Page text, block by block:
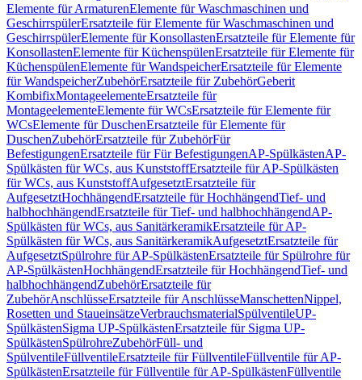
Elemente für ArmaturenElemente für Waschmaschinen und
GeschirrspülerErsatzteile für Elemente für Waschmaschinen und
GeschirrspülerElemente für KonsollastenErsatzteile für Elemente für
KonsollastenElemente für KüchenspülenErsatzteile für Elemente für
KüchenspülenElemente für WandspeicherErsatzteile für Elemente
für WandspeicherZubehörErsatzteile für ZubehörGeberit
KombifixMontageelementeErsatzteile für
MontageelementeElemente für WCsErsatzteile für Elemente für
WCsElemente für DuschenErsatzteile für Elemente für
DuschenZubehörErsatzteile für ZubehörFür
BefestigungenErsatzteile für Für BefestigungenAP-SpülkästenAP-
Spülkästen für WCs, aus KunststoffErsatzteile für AP-Spülkästen
für WCs, aus KunststoffAufgesetztErsatzteile für
AufgesetztHochhängendErsatzteile für HochhängendTief- und
halbhochhängendErsatzteile für Tief- und halbhochhängendAP-
Spülkästen für WCs, aus SanitärkeramikErsatzteile für AP-
Spülkästen für WCs, aus SanitärkeramikAufgesetztErsatzteile für
AufgesetztSpülrohre für AP-SpülkästenErsatzteile für Spülrohre für
AP-SpülkästenHochhängendErsatzteile für HochhängendTief- und
halbhochhängendZubehörErsatzteile für
ZubehörAnschlüsseErsatzteile für AnschlüsseManschettenNippel,
Rosetten und StaueinsätzeVerbrauchsmaterialSpülventileUP-
SpülkästenSigma UP-SpülkästenErsatzteile für Sigma UP-
SpülkästenSpülrohreZubehörFüll- und
SpülventileFüllventileErsatzteile für FüllventileFüllventile für AP-
SpülkästenErsatzteile für Füllventile für AP-SpülkästenFüllventile